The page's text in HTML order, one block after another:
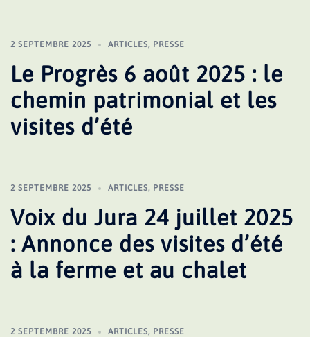
2 SEPTEMBRE 2025 ARTICLES, PRESSE
Le Progrès 6 août 2025 : le
chemin patrimonial et les
visites d’été
2 SEPTEMBRE 2025 ARTICLES, PRESSE
Voix du Jura 24 juillet 2025
: Annonce des visites d’été
à la ferme et au chalet
2 SEPTEMBRE 2025 ARTICLES, PRESSE